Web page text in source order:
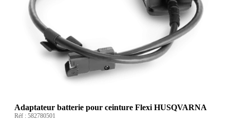
Adaptateur batterie pour ceinture Flexi HUSQVARNA
Réf : 582780501